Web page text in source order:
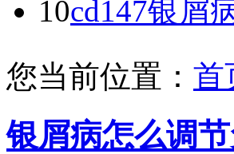
10cd147银屑
您当前位置： 首
银屑病怎么调